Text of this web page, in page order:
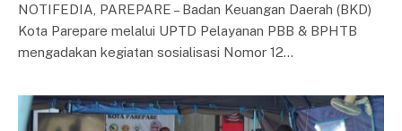
NOTIFEDIA, PAREPARE – Badan Keuangan Daerah (BKD)
Kota Parepare melalui UPTD Pelayanan PBB & BPHTB
mengadakan kegiatan sosialisasi Nomor 12…